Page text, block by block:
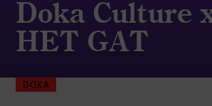
Doka Culture
HET GAT
DOKA